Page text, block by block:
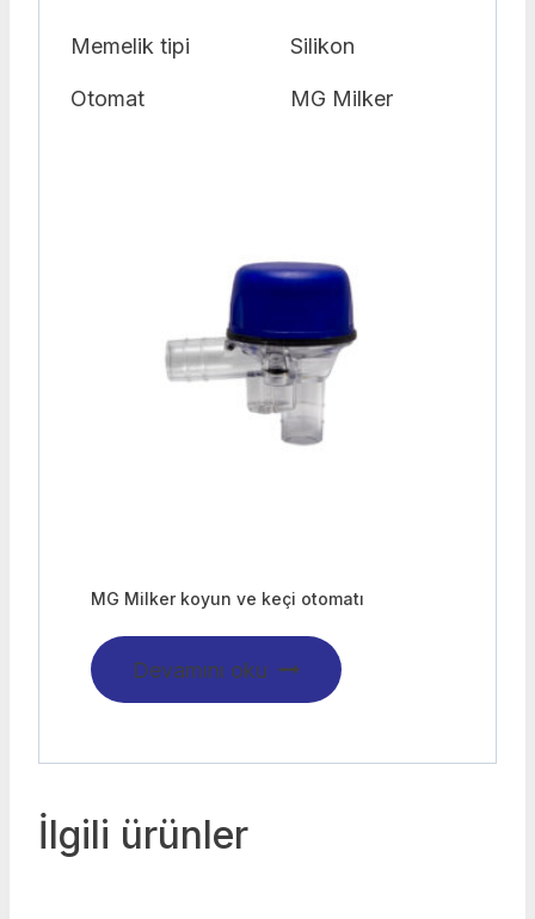
Memelik tipi Silikon
Otomat MG Milker
MG Milker koyun ve keçi otomatı
Devamını oku
İlgili ürünler